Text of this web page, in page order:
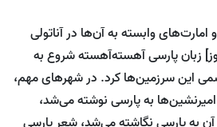
وابسته به آن‌ها در آناتولی
زبان پارسی آهسته‌آهسته شروع به
این سرزمین‌ها کرد. در شهرهای مهم،
به پارسی نوشته می‌شد،